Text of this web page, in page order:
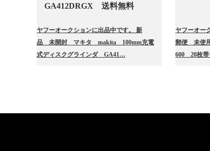
GA412DRGX 送料無料
ヤフーオークションに出品中です。 新
品 未開封 マキタ makita 100mm充電
式ディスクグラインダ GA41…
ヤフーオー
郵便 未使
600 20枚